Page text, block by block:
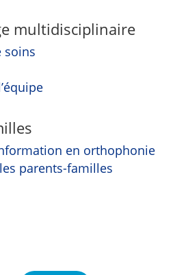
multidisciplinaire
soins
en orthophonie
parents-familles